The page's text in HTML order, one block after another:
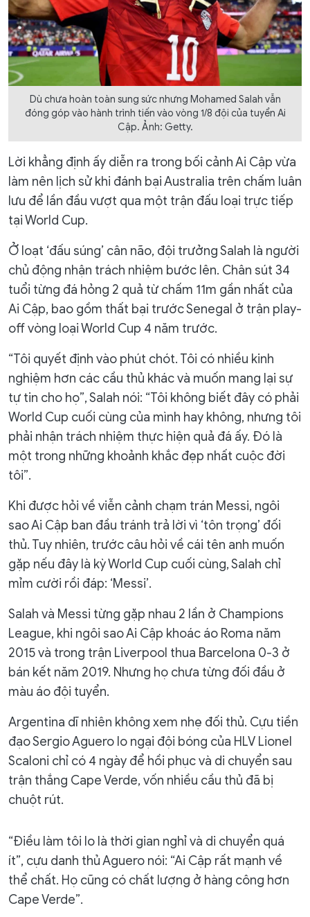
Dù chưa hoàn toàn sung sức nhưng Mohamed Salah vẫn
đóng góp vào hành trình tiến vào vòng 1/8 đội của tuyển Ai
Cập. Ảnh: Getty.
Lời khẳng định ấy diễn ra trong bối cảnh Ai Cập vừa
làm nên lịch sử khi đánh bại Australia trên chấm luân
lưu để lần đầu vượt qua một trận đấu loại trực tiếp
tại World Cup.
Ở loạt ‘đấu súng’ cân não, đội trưởng Salah là người
chủ động nhận trách nhiệm bước lên. Chân sút 34
tuổi từng đá hỏng 2 quả từ chấm 11m gần nhất của
Ai Cập, bao gồm thất bại trước Senegal ở trận play-
off vòng loại World Cup 4 năm trước.
“Tôi quyết định vào phút chót. Tôi có nhiều kinh
nghiệm hơn các cầu thủ khác và muốn mang lại sự
tự tin cho họ”, Salah nói: “Tôi không biết đây có phải
World Cup cuối cùng của mình hay không, nhưng tôi
phải nhận trách nhiệm thực hiện quả đá ấy. Đó là
một trong những khoảnh khắc đẹp nhất cuộc đời
tôi”.
Khi được hỏi về viễn cảnh chạm trán Messi, ngôi
sao Ai Cập ban đầu tránh trả lời vì ‘tôn trọng’ đối
thủ. Tuy nhiên, trước câu hỏi về cái tên anh muốn
gặp nếu đây là kỳ World Cup cuối cùng, Salah chỉ
mỉm cười rồi đáp: ‘Messi’.
Salah và Messi từng gặp nhau 2 lần ở Champions
League, khi ngôi sao Ai Cập khoác áo Roma năm
2015 và trong trận Liverpool thua Barcelona 0-3 ở
bán kết năm 2019. Nhưng họ chưa từng đối đầu ở
màu áo đội tuyển.
Argentina dĩ nhiên không xem nhẹ đối thủ. Cựu tiền
đạo Sergio Aguero lo ngại đội bóng của HLV Lionel
Scaloni chỉ có 4 ngày để hồi phục và di chuyển sau
trận thắng Cape Verde, vốn nhiều cầu thủ đã bị
chuột rút.
“Điều làm tôi lo là thời gian nghỉ và di chuyển quá
ít”, cựu danh thủ Aguero nói: “Ai Cập rất mạnh về
thể chất. Họ cũng có chất lượng ở hàng công hơn
Cape Verde”.